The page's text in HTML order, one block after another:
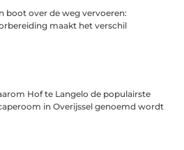
boot over de weg vervoeren:
maakt het verschil
Hof te Langelo de populairste
in Overijssel genoemd wordt